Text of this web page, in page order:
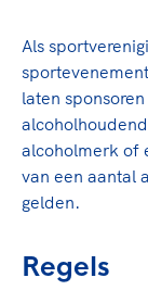
Game
TeamNL kids
Olympische
Nieuwspagina
Diversiteit en
Gezonde
Duurzaamheid
Bekwaam
Vitale clubs
Sportmatch
Clubacties
TeamNL
Olympische
Europese
Als
laten
alcoholmerk of
van een aantal
gelden.
Regels